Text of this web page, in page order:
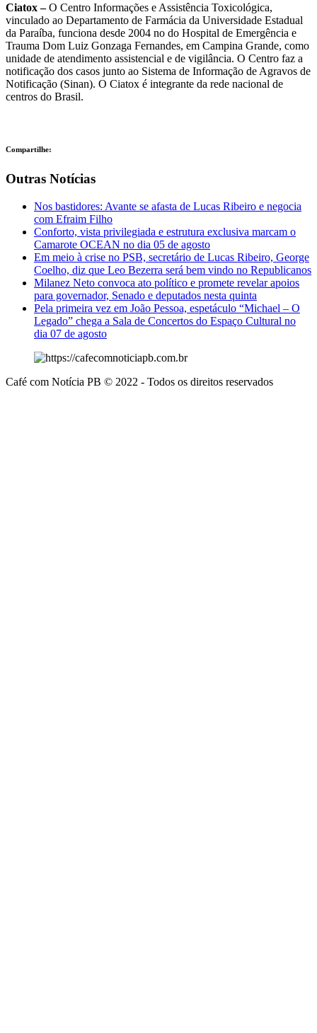
Ciatox –O Centro Informações e Assistência Toxicológica,
vinculado ao Departamento de Farmácia da Universidade Estadual
da Paraíba, funciona desde 2004 no do Hospital de Emergência e
Trauma Dom Luiz Gonzaga Fernandes, em Campina Grande, como
unidade de atendimento assistencial e de vigilância. O Centro faz a
notificação dos casos junto ao Sistema de Informação de Agravos de
Notificação (Sinan). O Ciatox é integrante da rede nacional de
centros do Brasil.
Compartilhe:
Outras Notícias
Nos bastidores: Avante se afasta de Lucas Ribeiro e negocia
com Efraim Filho
Conforto, vista privilegiada e estrutura exclusiva marcam o
Camarote OCEAN no dia 05 de agosto
Em meio à crise no PSB, secretário de Lucas Ribeiro, George
Coelho, diz que Leo Bezerra será bem vindo no Republicanos
Milanez Neto convoca ato político e promete revelar apoios
para governador, Senado e deputados nesta quinta
Pela primeira vez em João Pessoa, espetáculo “Michael – O
Legado” chega a Sala de Concertos do Espaço Cultural no
dia 07 de agosto
Café com Notícia PB © 2022 - Todos os direitos reservados